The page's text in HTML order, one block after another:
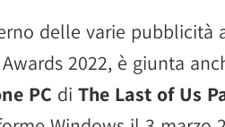
delle varie pubblicità
2022, è giunta
PC di The Last of Us